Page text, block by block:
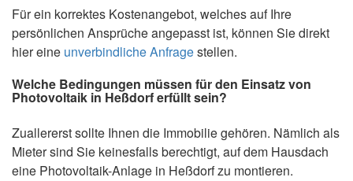
Für ein korrektes Kostenangebot, welches auf Ihre
persönlichen Ansprüche angepasst ist, können Sie direkt
hier eine unverbindliche Anfragestellen.
Welche Bedingungen müssen für den Einsatz von
Photovoltaik in Heßdorf erfüllt sein?
Zuallererst sollte Ihnen die Immobilie gehören. Nämlich als
Mieter sind Sie keinesfalls berechtigt, auf dem Hausdach
eine Photovoltaik-Anlage in Heßdorf zu montieren.